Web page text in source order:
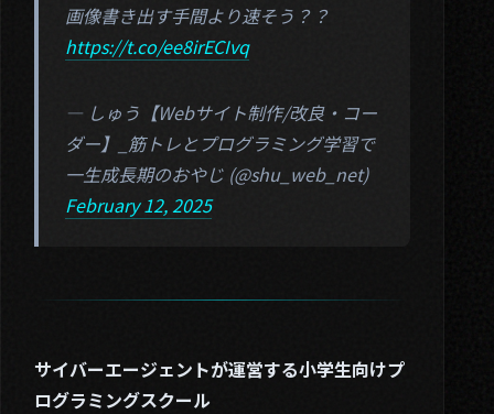
01. About
02. Works
03. Blog
画像書き出す手間より速そう？？
https://t.co/ee8irECIvq
— しゅう【Webサイト制作/改良・コー
ダー】_筋トレとプログラミング学習で
一生成長期のおやじ (@shu_web_net)
February 12, 2025
サイバーエージェントが運営する小学生向けプ
ログラミングスクール